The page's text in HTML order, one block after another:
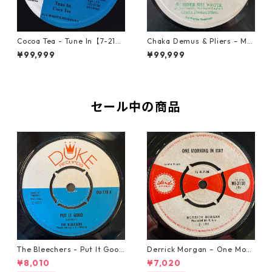
Cocoa Tea - Tune In【7-2187
2】
¥99,999
Chaka Demus & Pliers – Mu
rder She Wrote【7-21777】
¥99,999
セール中の商品
The Bleechers - Put It Good
【7-21637】
¥8,010
Derrick Morgan – One Morn
ing In May【7-21653】
¥7,020